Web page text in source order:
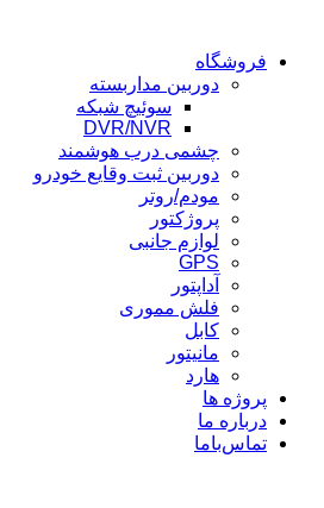
فروشگاه
دوربین مداربسته
سوئیچ شبکه
DVR/NVR
چشمی درب هوشمند
دوربین ثبت وقایع خودرو
مودم/روتر
پروژکتور
لوازم جانبی
GPS
آداپتور
فلش مموری
کابل
مانیتور
هارد
پروژه ها
درباره ما
تماس‌باما